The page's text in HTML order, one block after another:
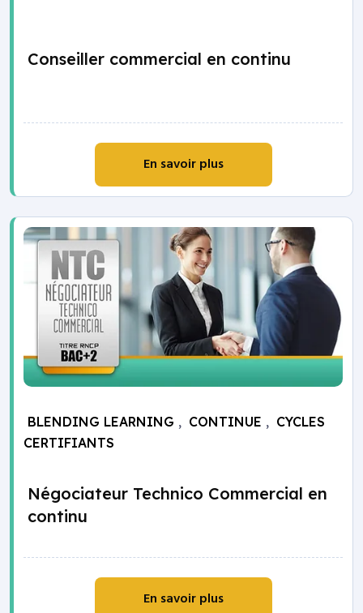
Conseiller commercial en continu
En savoir plus
BLENDING LEARNING , CONTINUE , CYCLES
CERTIFIANTS
Négociateur Technico Commercial en
continu
En savoir plus